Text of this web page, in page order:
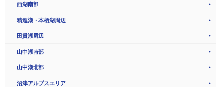
西湖南部
精進湖・本栖湖周辺
田貫湖周辺
山中湖南部
山中湖北部
沼津アルプスエリア